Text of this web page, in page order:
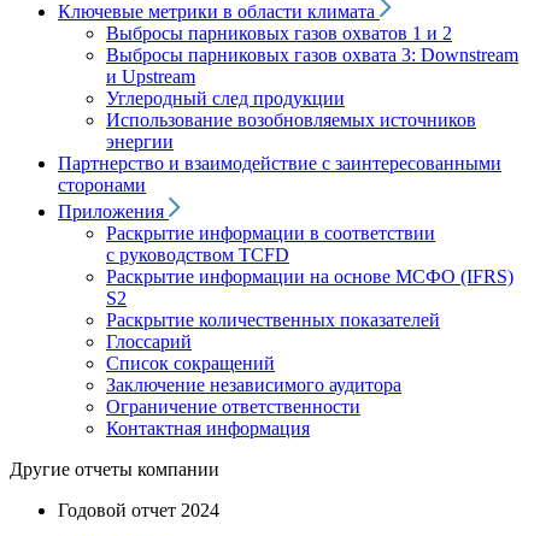
Ключевые метрики в области климата
Выбросы парниковых газов охватов 1 и 2
Выбросы парниковых газов охвата 3: Downstream
и Upstream
Углеродный след продукции
Использование возобновляемых источников
энергии
Партнерство и взаимодействие с заинтересованными
сторонами
Приложения
Раскрытие информации в соответствии
с руководством TCFD
Раскрытие информации на основе МСФО (IFRS)
S2
Раскрытие количественных показателей
Глоссарий
Список сокращений
Заключение независимого аудитора
Ограничение ответственности
Контактная информация
Другие отчеты компании
Годовой отчет 2024